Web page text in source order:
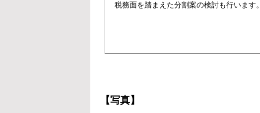
税務面を踏まえた分割案の検討も行います。
【写真】